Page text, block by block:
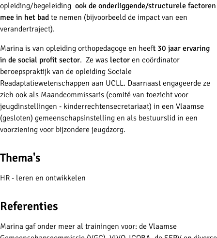
opleiding/begeleiding ook de onderliggende/structurele factoren
mee in het bad te nemen (bijvoorbeeld de impact van een
verandertraject).
Marina is van opleiding orthopedagoge en heeft 30 jaar ervaring
in de social profit sector. Ze was lector en coördinator
beroepspraktijk van de opleiding Sociale
Readaptatiewetenschappen aan UCLL. Daarnaast engageerde ze
zich ook als Maandcommissaris (comité van toezicht voor
jeugdinstellingen - kinderrechtensecretariaat) in een Vlaamse
(gesloten) gemeenschapsinstelling en als bestuurslid in een
voorziening voor bijzondere jeugdzorg.
Thema's
HR - leren en ontwikkelen
Referenties
Marina gaf onder meer al trainingen voor: de Vlaamse